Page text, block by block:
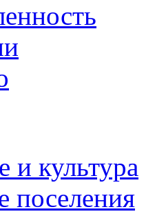
и культура
поселения